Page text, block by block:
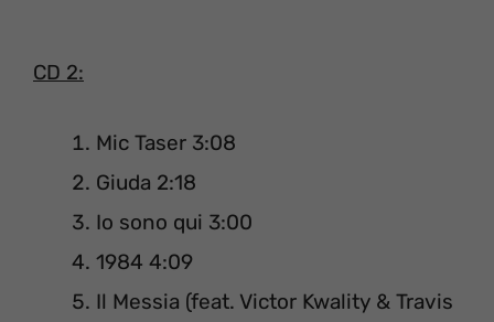
CD 2:
Mic Taser 3:08
Giuda 2:18
Io sono qui 3:00
1984 4:09
Il Messia (feat. Victor Kwality & Travis